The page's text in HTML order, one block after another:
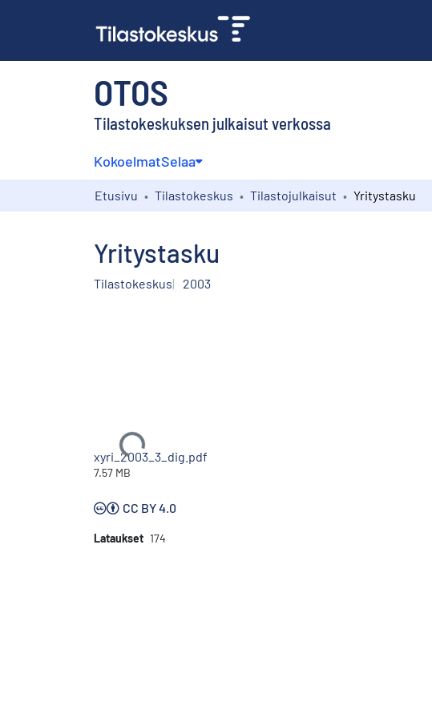
OTOS
Tilastokeskuksen julkaisut verkossa
KokoelmatSelaa
Etusivu Tilastokeskus Tilastojulkaisut Yritystasku
Yritystasku
Tilastokeskus 2003
Ladataan...
xyri_2003_3_dig.pdf
7.57 MB
CC BY 4.0
Lataukset 174